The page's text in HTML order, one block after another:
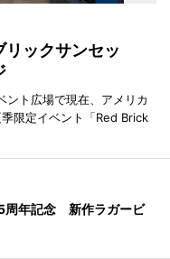
ックサンセッ
ント広場で現在、アメリカ
限定イベント「Red Brick
周年記念 新作ラガービ